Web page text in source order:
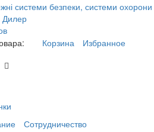
Дилер
Корзина Избранное
Сотрудничество